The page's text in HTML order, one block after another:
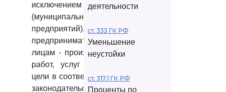
исключением государственных
(муниципальных) учреждений и
предприятий), индивидуальным
предпринимателям, физическим
лицам - производителям товаров,
работ, услуг субсидий на иные
цели в соответствии с бюджетным
законодательством Российской
деятельности
ст. 333 ГК РФ
Уменьшение
неустойки
ст. 317.1 ГК РФ
Проценты по